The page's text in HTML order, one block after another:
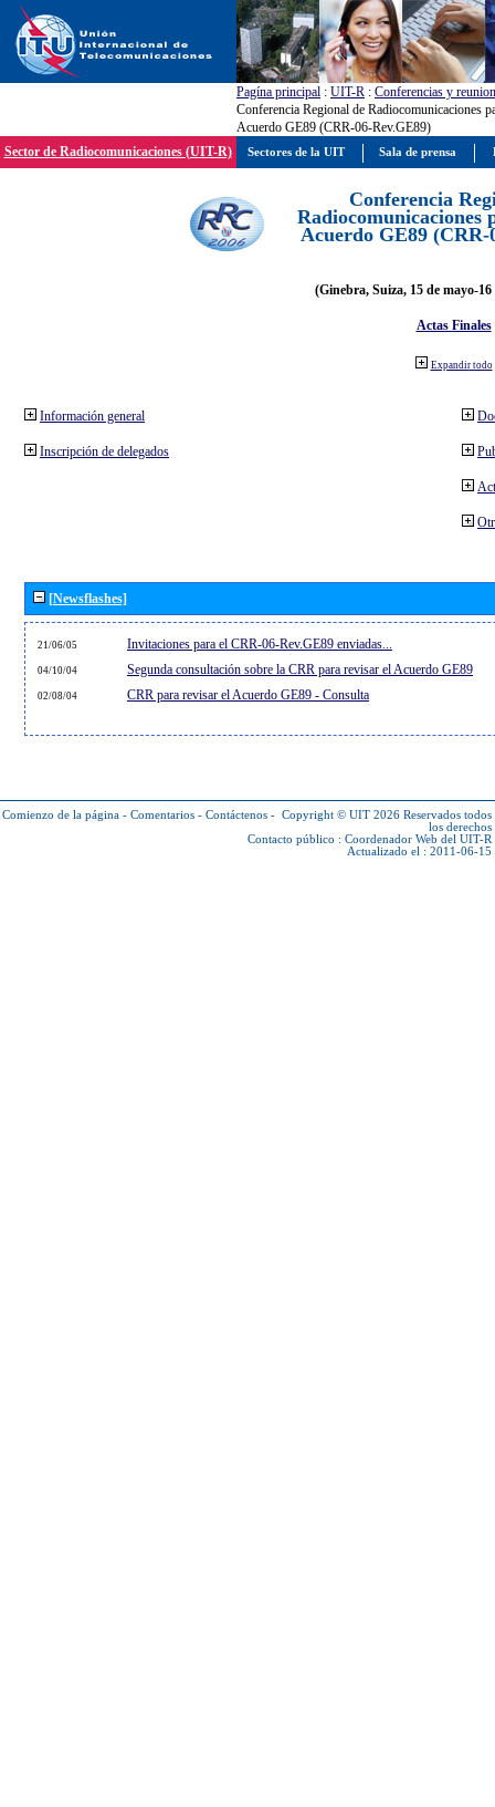
Pagína principal : UIT-R : Conferencias y
Conferencia Regional de Radiocomunicaciones
Acuerdo GE89 (CRR-06-Rev.GE89)
Sector de Radiocomunicaciones (UIT-R)
Conferencia
Radiocomunicaciones
Acuerdo GE89 (CRR-
(Ginebra, Suiza, 15 de mayo-
Actas Finales
Expandir todo
Información general
Inscripción de delegados
[Newsflashes]
21/06/05 Invitaciones para el CRR-06-Rev.GE89 enviadas...
04/10/04 Segunda consultación sobre la CRR para revisar el Acuerdo GE89
02/08/04 CRR para revisar el Acuerdo GE89 - Consulta
Comienzo de la página - Comentarios - Contáctenos - Copyright © UIT 2026 Reservados todos
los derechos
Contacto público : Coordenador Web del UIT-R
Actualizado el : 2011-06-15
Sectores de la UIT Sala de prensa